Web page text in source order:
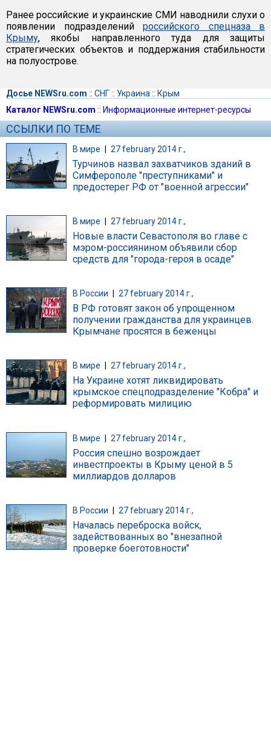
Ранее российские и украинские СМИ наводнили слухи о
появлении подразделений российского спецназа в
Крыму, якобы направленного туда для защиты
стратегических объектов и поддержания стабильности
на полуострове.
Досье NEWSru.com :: СНГ:: Украина :: Крым
Каталог NEWSru.com :: Информационные интернет-ресурсы
ССЫЛКИ ПО ТЕМЕ
В мире | 27 february 2014 г.,
Турчинов назвал захватчиков зданий в
Симферополе "преступниками" и
предостерег РФ от "военной агрессии"
В мире 27 february 2014 г.,
Новые власти Севастополя во главе с
мэром-россиянином объявили сбор
средств для "города-героя в осаде"
В России 27 february 2014 г.,
В РФ готовят закон об упрощенном
получении гражданства для украинцев.
Крымчане просятся в беженцы
В мире 27 february 2014 г.,
На Украине хотят ликвидировать
крымское спецподразделение "Кобра" и
реформировать милицию
В мире | 27 february 2014 г.,
Россия спешно возрождает
инвестпроекты в Крыму ценой в 5
миллиардов долларов
В России 27 february 2014 г.,
Началась переброска войск,
задействованных во "внезапной
проверке боеготовности"